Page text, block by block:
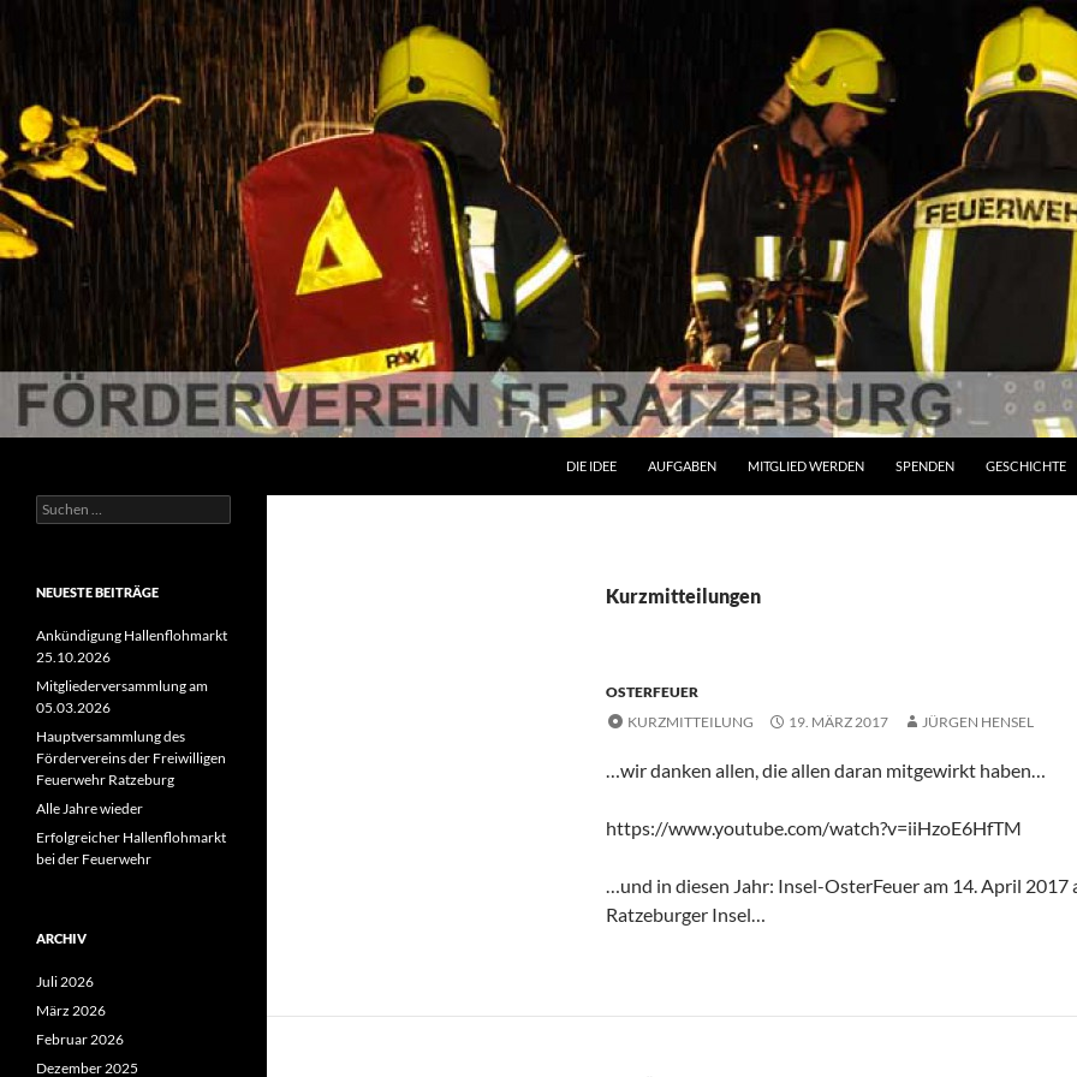
DIE IDEE
AUFGABEN MITGLIED WERDEN SPENDEN GESCHICHTE
Kurzmitteilungen
OSTERFEUER
KURZMITTEILUNG
19. MÄRZ 2017 JÜRGEN HENSEL
…wir danken allen, die allen daran mitgewirkt haben…
https://www.youtube.com/watch?v=iiHzoE6HfTM
…und in diesen Jahr: Insel-OsterFeuer am 14. April 2017
Ratzeburger Insel…
Suchen
nach:
NEUESTE BEITRÄGE
Ankündigung Hallenflohmarkt
25.10.2026
Mitgliederversammlung am
05.03.2026
Hauptversammlung des
Fördervereins der Freiwilligen
Feuerwehr Ratzeburg
Alle Jahre wieder
Erfolgreicher Hallenflohmarkt
bei der Feuerwehr
ARCHIV
Juli 2026
März 2026
Februar 2026
Dezember 2025